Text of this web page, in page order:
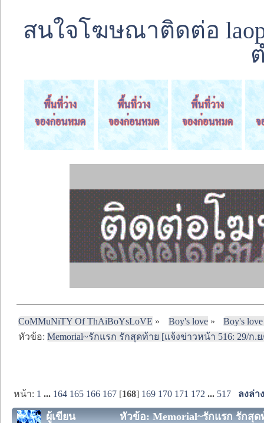
สนใจโฆษณาติดต่อ
CoMMuNiTY Of ThAiBoYsLoVE » Boy's love»
Boy's
หัวข้อ:Memorial~รักแรก รักสุดท้าย [แจ้งข่าวหน้า 516: 29/ก.ย
หน้า: 1 ... 164 165 166 167 [168] 169 170 171 172 ... 517 ลงล่า
ผู้เขียน หัวข้อ: Memorial~รักแรก รักสุด